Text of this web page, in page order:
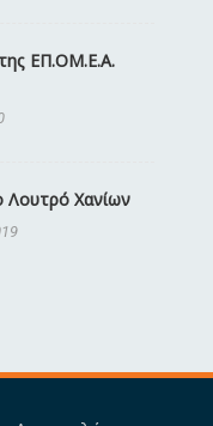
ΕΠ.ΟΜ.Ε.Α.
Λουτρό Χανίων